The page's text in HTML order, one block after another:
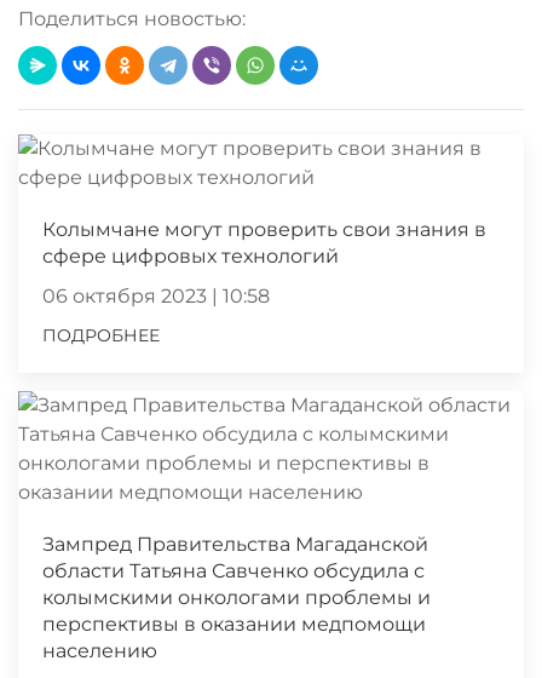
Поделиться новостью:
Колымчане могут проверить свои знания в
сфере цифровых технологий
06 октября 2023 | 10:58
ПОДРОБНЕЕ
Зампред Правительства Магаданской
области Татьяна Савченко обсудила с
колымскими онкологами проблемы и
перспективы в оказании медпомощи
населению